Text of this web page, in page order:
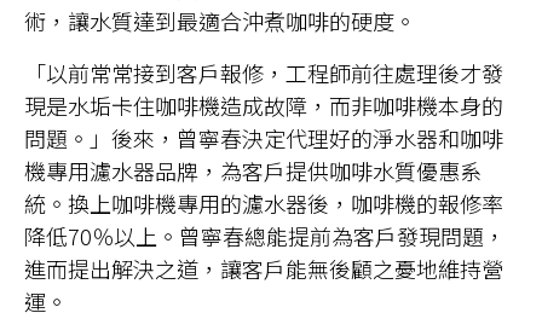
術，讓水質達到最適合沖煮咖啡的硬度。
「以前常常接到客戶報修，工程師前往處理後才發
現是水垢卡住咖啡機造成故障，而非咖啡機本身的
問題。」後來，曾寧春決定代理好的淨水器和咖啡
機專用濾水器品牌，為客戶提供咖啡水質優惠系
統。換上咖啡機專用的濾水器後，咖啡機的報修率
降低70％以上。曾寧春總能提前為客戶發現問題，
進而提出解決之道，讓客戶能無後顧之憂地維持營
運。